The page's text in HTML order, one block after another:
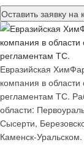
Евразийская
компания в
регламентам ТС.
области:
Сысерти,
Каменск-Уральском.